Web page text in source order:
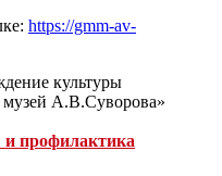
https://gmm-av-
культуры
А.В.Суворова»
профилактика